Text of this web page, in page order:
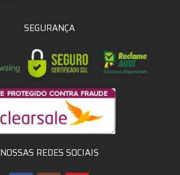
SEGURANÇA
NOSSAS REDES SOCIAIS